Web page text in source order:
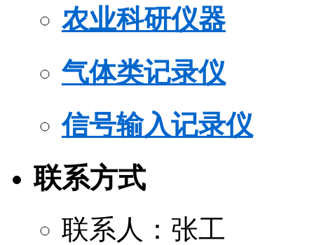
农业科研仪器
气体类记录仪
信号输入记录仪
联系方式
联系人：张工